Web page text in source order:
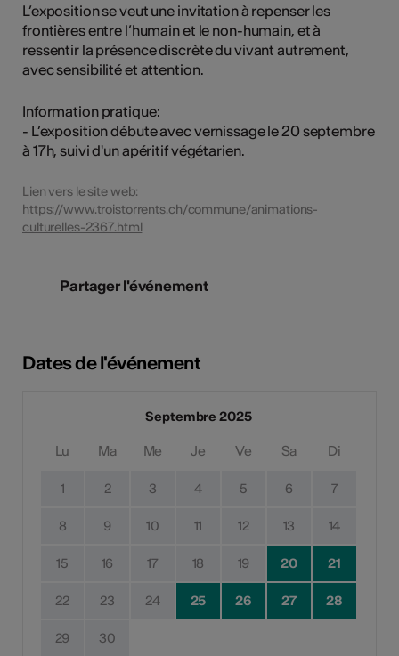
L’exposition se veut une invitation à repenser les
frontières entre l’humain et le non-humain, et à
ressentir la présence discrète du vivant autrement,
avec sensibilité et attention.
Information pratique:
- L’exposition débute avec vernissage le 20 septembre
à 17h, suivi d'un apéritif végétarien.
Lien vers le site web:
https://www.troistorrents.ch/commune/animations-
culturelles-2367.html
Partager l'événement
Dates de l'événement
Septembre 2025
Lu Ma Me Je Ve Sa Di
1 2 3 4 5 6 7
8 9 10 11 12 13 14
15 16 17 18 19 20 21
22 23 24 25 26 27 28
29 30